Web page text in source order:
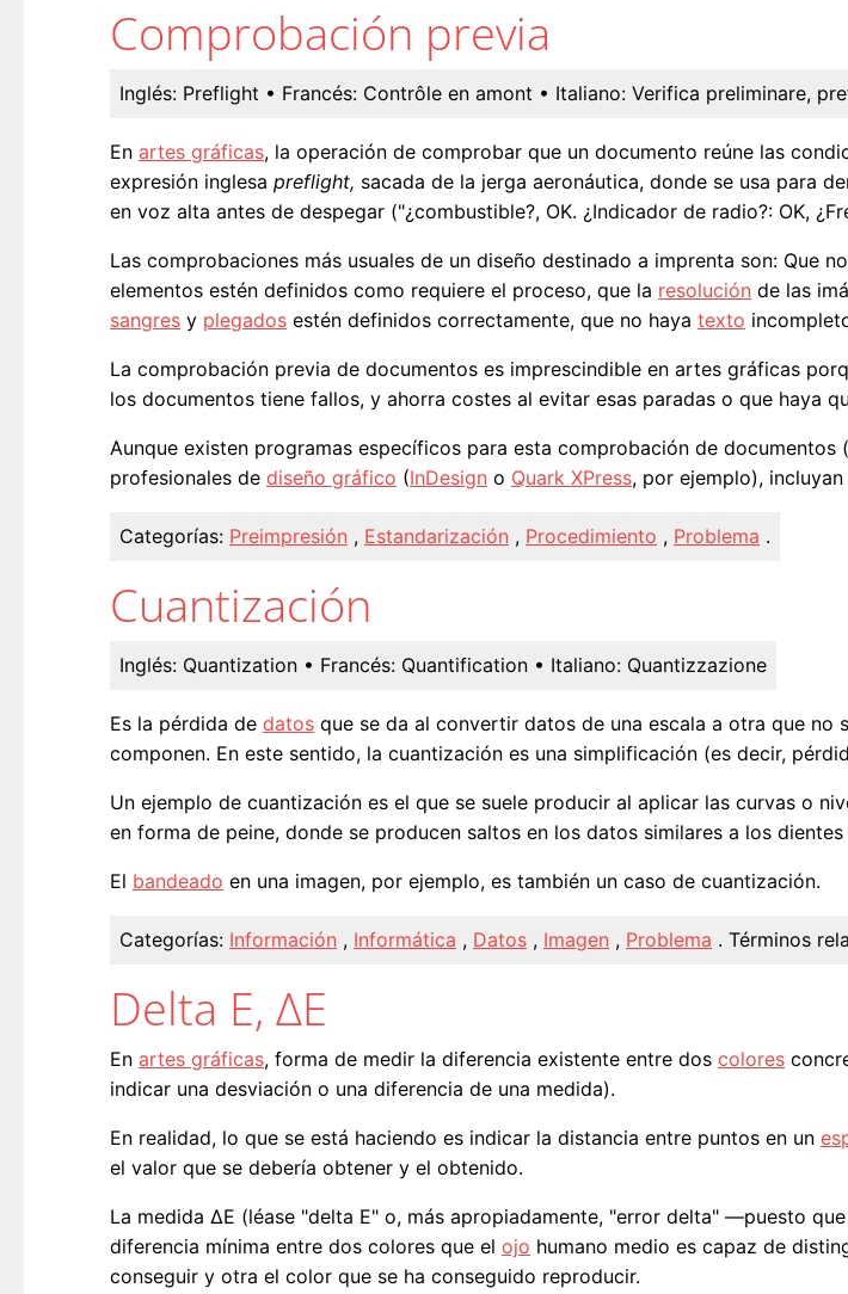
Comprobación previa
Inglés: Preflight • Francés: Contrôle en amont • Italiano: Verifica preliminare,
En artes gráficas, la operación de comprobar que un documento reúne las
expresión inglesa preflight, sacada de la jerga aeronáutica, donde se usa para
en voz alta antes de despegar ("¿combustible?, OK. ¿Indicador de radio?: OK,
Las comprobaciones más usuales de un diseño destinado a imprenta son: Que
elementos estén definidos como requiere el proceso, que la resolución de las
sangres y plegados estén definidos correctamente, que no haya texto
La comprobación previa de documentos es imprescindible en artes gráficas
los documentos tiene fallos, y ahorra costes al evitar esas paradas o que haya
Aunque existen programas específicos para esta comprobación de
profesionales de diseño gráfico (InDesign o Quark XPress, por ejemplo),
Categorías: Preimpresión , Estandarización , Procedimiento , Problema .
Cuantización
Inglés: Quantization • Francés: Quantification • Italiano: Quantizzazione
Es la pérdida de datos que se da al convertir datos de una escala a otra que no
componen. En este sentido, la cuantización es una simplificación (es decir,
Un ejemplo de cuantización es el que se suele producir al aplicar las curvas o
en forma de peine, donde se producen saltos en los datos similares a los dientes
El bandeado en una imagen, por ejemplo, es también un caso de cuantización.
Categorías: Información , Informática , Datos , Imagen , Problema . Términos
Delta E, ΔE
En artes gráficas, forma de medir la diferencia existente entre dos colores
indicar una desviación o una diferencia de una medida).
En realidad, lo que se está haciendo es indicar la distancia entre puntos en un
el valor que se debería obtener y el obtenido.
La medida ΔE (léase "delta E" o, más apropiadamente, "error delta" —puesto
diferencia mínima entre dos colores que el ojo humano medio es capaz de
conseguir y otra el color que se ha conseguido reproducir.